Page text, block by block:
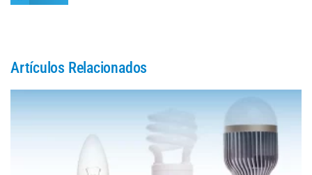
Artículos Relacionados